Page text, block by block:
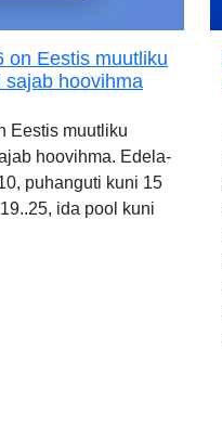
on Eestis muutliku
sajab hoovihma
Eestis muutliku
hoovihma. Edela-
puhanguti kuni 15
ida pool kuni